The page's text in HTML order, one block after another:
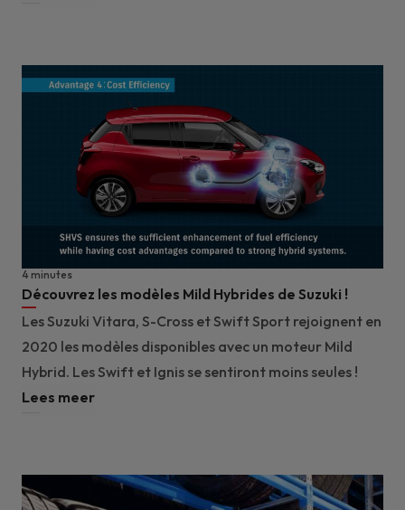
Découvrez les modèles Mild Hybrides de Suzuki !
4 minutes
Les Suzuki Vitara, S-Cross et Swift Sport rejoignent en
2020 les modèles disponibles avec un moteur Mild
Hybrid. Les Swift et Ignis se sentiront moins seules !
Lees meer